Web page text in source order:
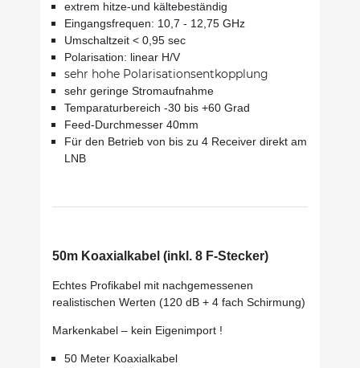
extrem hitze-und kältebeständig
Eingangsfrequen: 10,7 - 12,75 GHz
Umschaltzeit < 0,95 sec
Polarisation: linear H/V
sehr hohe Polarisationsentkopplung
sehr geringe Stromaufnahme
Temparaturbereich -30 bis +60 Grad
Feed-Durchmesser 40mm
Für den Betrieb von bis zu 4 Receiver direkt am
LNB
50m Koaxialkabel (inkl. 8 F-Stecker)
Echtes Profikabel mit nachgemessenen
realistischen Werten (120 dB + 4 fach Schirmung)
Markenkabel – kein Eigenimport !
50 Meter Koaxialkabel